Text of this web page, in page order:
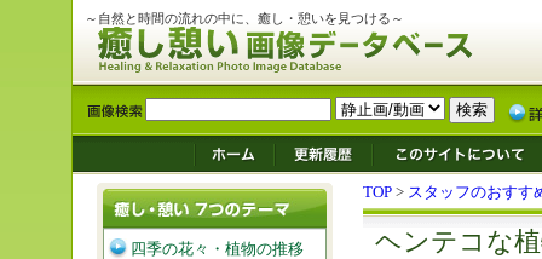
～自然と時間の流れの中に、癒し・憩いを見つける～
TOP > スタッフのおすす
ヘンテコな
四季の花々・植物の推移